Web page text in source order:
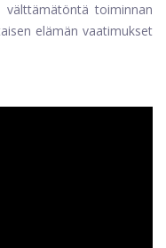
toiminnan
elämän vaatimukset